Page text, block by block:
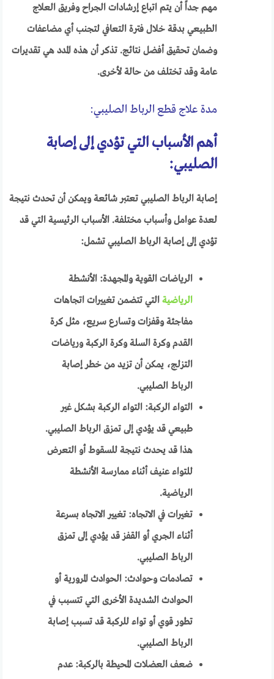
مهم جداً أن يتم اتباع إرشادات الجراح وفريق العلاج
الطبيعي بدقة خلال فترة التعافي لتجنب أي مضاعفات
وضمان تحقيق أفضل نتائج. تذكر أن هذه المدد هي تقديرات
عامة وقد تختلف من حالة لأخرى.
مدة علاج قطع الرباط الصليبي:
أهم الأسباب التي تؤدي إلى إصابة
الصليبي:
إصابة الرباط الصليبي تعتبر شائعة ويمكن أن تحدث نتيجة
لعدة عوامل وأسباب مختلفة. الأسباب الرئيسية التي قد
تؤدي إلى إصابة الرباط الصليبي تشمل:
الرياضات القوية والمجهدة: الأنشطة
الرياضية التي تتضمن تغييرات اتجاهات
مفاجئة وقفزات وتسارع سريع، مثل كرة
القدم وكرة السلة وكرة الركبة ورياضات
التزلج، يمكن أن تزيد من خطر إصابة
الرباط الصليبي.
التواء الركبة: التواء الركبة بشكل غير
طبيعي قد يؤدي إلى تمزق الرباط الصليبي.
هذا قد يحدث نتيجة للسقوط أو التعرض
للتواء عنيف أثناء ممارسة الأنشطة
الرياضية.
تغيرات في الاتجاه: تغيير الاتجاه بسرعة
أثناء الجري أو القفز قد يؤدي إلى تمزق
الرباط الصليبي.
تصادمات وحوادث: الحوادث المرورية أو
الحوادث الشديدة الأخرى التي تتسبب في
تطور قوي أو تواء للركبة قد تسبب إصابة
الرباط الصليبي.
ضعف العضلات المحيطة بالركبة: عدم